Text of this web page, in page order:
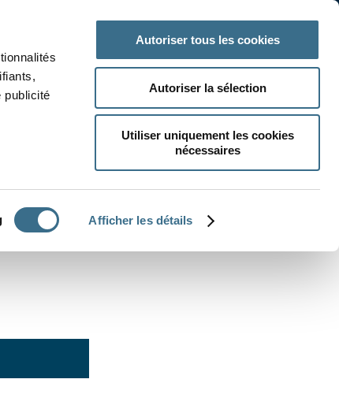
publicité
Afficher les détails
Autoriser tous les cookies
Autoriser la sélection
Utiliser uniquement les cookies
nécessaires